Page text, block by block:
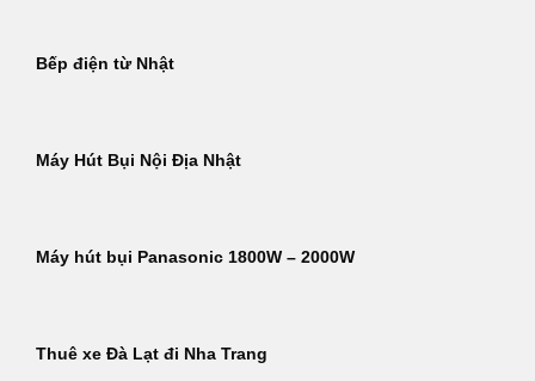
Bếp điện từ Nhật
Máy Hút Bụi Nội Địa Nhật
Máy hút bụi Panasonic 1800W – 2000W
Thuê xe Đà Lạt đi Nha Trang